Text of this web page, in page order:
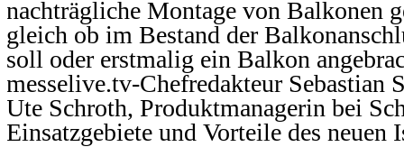
nachträgliche Montage von Balkonen
gleich ob im Bestand der
soll oder erstmalig ein Balkon
messelive.tv-Chefredakteur Sebastian
Ute Schroth, Produktmanagerin bei
Einsatzgebiete und Vorteile des neuen